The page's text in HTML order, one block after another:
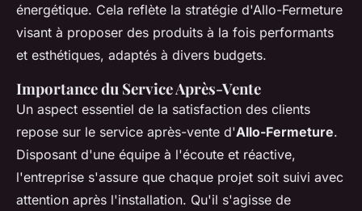
énergétique. Cela reflète la stratégie d'Allo-Fermeture
visant à proposer des produits à la fois performants
et esthétiques, adaptés à divers budgets.
Importance du Service Après-Vente
Un aspect essentiel de la satisfaction des clients
repose sur le service après-vente d'Allo-Fermeture.
Disposant d'une équipe à l'écoute et réactive,
l'entreprise s'assure que chaque projet soit suivi avec
attention après l'installation. Qu'il s'agisse de